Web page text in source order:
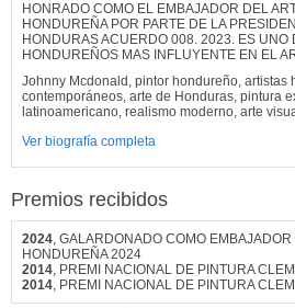
HONRADO COMO EL EMBAJADOR DEL
HONDUREÑA POR PARTE DE LA
HONDURAS ACUERDO 008. 2023. ES UNO
HONDUREÑOS MAS INFLUYENTE EN EL
Johnny Mcdonald, pintor hondureño, artistas
contemporáneos, arte de Honduras, pintura
latinoamericano, realismo moderno, arte
Ver biografía completa
Premios recibidos
2024, GALARDONADO COMO
HONDUREÑA 2024
2014, PREMI NACIONAL DE PINTURA
2014, PREMI NACIONAL DE PINTURA